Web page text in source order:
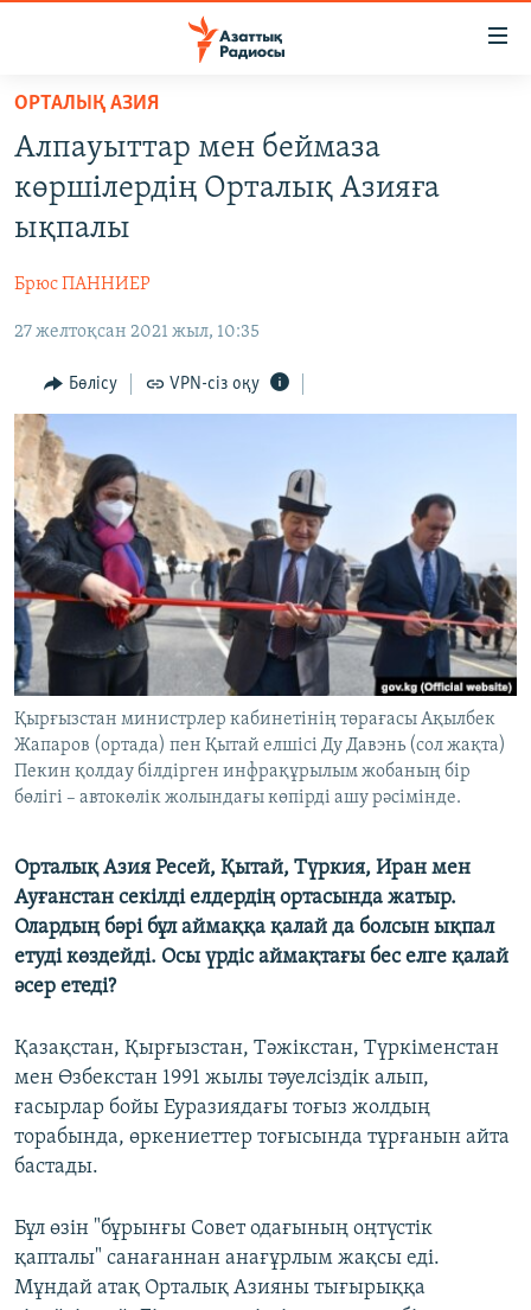
Skip
main
content
to
main
Navigation
Skip
Search
САЯСАТ
AZATTYQTV
АДАМ ҚҰҚЫҚТАРЫ
ӘЛЕУМЕТ
ӘЛЕМ
АРНАЙЫ ЖОБАЛАР
Русский
ЖАЗЫЛЫҢЫЗ
Басқа тілдерде
ОРТАЛЫҚ АЗИЯ
Алпауыттар мен беймаза
көршілердің Орталық Азияға
ықпалы
Брюс ПАННИЕР
27 желтоқсан 2021 жыл, 10:35
Бөлісу VPN-сіз оқу
Қырғызстан министрлер кабинетінің төрағасы Ақылбек
Жапаров (ортада) пен Қытай елшісі Ду Давэнь (сол жақта)
Пекин қолдау білдірген инфрақұрылым жобаның бір
бөлігі – автокөлік жолындағы көпірді ашу рәсімінде.
Орталық Азия Ресей, Қытай, Түркия, Иран мен
Ауғанстан секілді елдердің ортасында жатыр.
Олардың бәрі бұл аймаққа қалай да болсын ықпал
етуді көздейді. Осы үрдіс аймақтағы бес елге қалай
әсер етеді?
Қазақстан, Қырғызстан, Тәжікстан, Түркіменстан
мен Өзбекстан 1991 жылы тәуелсіздік алып,
ғасырлар бойы Еуразиядағы тоғыз жолдың
торабында, өркениеттер тоғысында тұрғанын айта
бастады.
Бұл өзін "бұрынғы Совет одағының оңтүстік
қапталы" санағаннан анағұрлым жақсы еді.
Мұндай атақ Орталық Азияны тығырыққа